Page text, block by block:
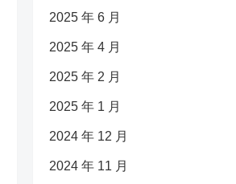
2025 年 6 月
2025 年 4 月
2025 年 2 月
2025 年 1 月
2024 年 12 月
2024 年 11 月